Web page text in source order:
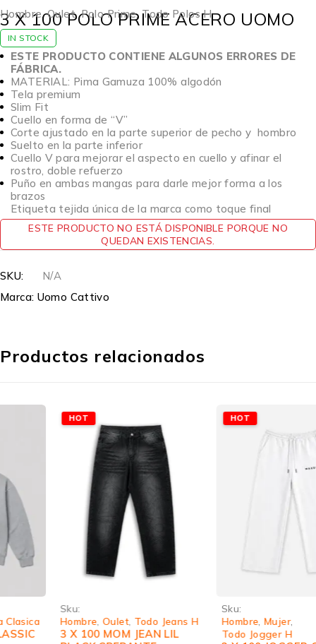
Hombre,Oulet,Polo Prime, Todo Polos H
3 X 100 POLO PRIME ACERO UOMO
IN STOCK
ESTE PRODUCTO CONTIENE ALGUNOS ERRORES DE
FÁBRICA.
MATERIAL: Pima Gamuza 100% algodón
Tela premium
Slim Fit
Cuello en forma de “V”
Corte ajustado en la parte superior de pecho y hombro
Suelto en la parte inferior
Cuello V para mejorar el aspecto en cuello y afinar el
rostro, doble refuerzo
Puño en ambas mangas para darle mejor forma a los
brazos
Etiqueta tejida única de la marca como toque final
ESTE PRODUCTO NO ESTÁ DISPONIBLE PORQUE NO
QUEDAN EXISTENCIAS.
SKU:
N/A
Marca: Uomo Cattivo
Productos relacionados
Hombre
Oulet,Todo Jeans H
3 X 100 MOM JEAN LIL
Hombre
Mujer,
Todo Jogger H